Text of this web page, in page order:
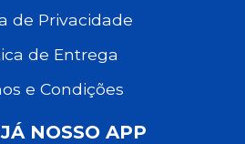
de Privacidade
de Entrega
e Condições
NOSSO APP